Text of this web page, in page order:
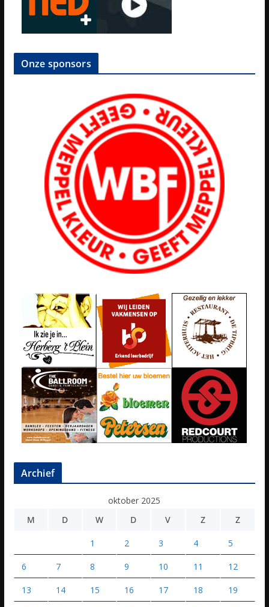
Onze sponsors
Archief
oktober 2025
M
D W D V Z Z
1 2 3 4 5
6 7 8 9 10 11 12
13 14 15 16 17 18 19